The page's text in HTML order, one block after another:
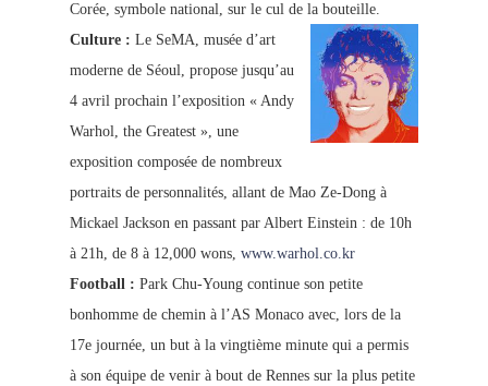
Corée, symbole national, sur le cul de la bouteille.
Culture : Le SeMA, musée d’art
moderne de Séoul, propose jusqu’au
4 avril prochain l’exposition « Andy
Warhol, the Greatest », une
exposition composée de nombreux
portraits de personnalités, allant de Mao Ze-Dong à
Mickael Jackson en passant par Albert Einstein : de 10h
à 21h, de 8 à 12,000 wons, www.warhol.co.kr
Football : Park Chu-Young continue son petite
bonhomme de chemin à l’AS Monaco avec, lors de la
17e journée, un but à la vingtième minute qui a permis
à son équipe de venir à bout de Rennes sur la plus petite